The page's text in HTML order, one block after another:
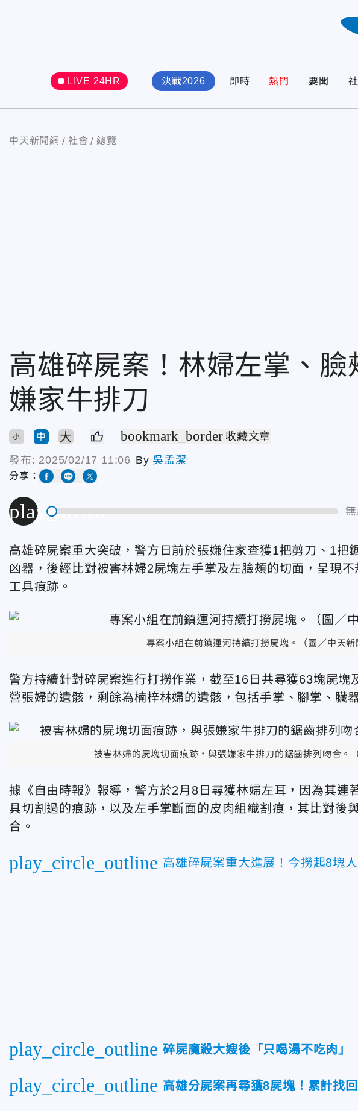
LIVE 24HR 決戰2026 即時 熱門 要聞
中天新聞網 社會 總覽
高雄碎屍案！林婦左掌、
嫌家牛排刀
小 中 大 bookmark_border 收藏文章
發布: 2025/02/17 11:06 By 吳孟潔
分享：
play_arrow
高雄碎屍案重大突破，警方日前於張嫌住家查獲1把剪刀、1把
凶器，後經比對被害林婦2屍塊左手掌及左臉頰的切面，呈現
工具痕跡。
專案小組在前鎮運河持續打撈屍塊。（圖／中天新
警方持續針對碎屍案進行打撈作業，截至16日共尋獲63塊屍塊
營張婦的遺骸，剩餘為楠梓林婦的遺骸，包括手掌、腳掌、臟
被害林婦的屍塊切面痕跡，與張嫌家牛排刀的鋸齒排列 吻合。
據《自由時報》報導，警方於2月8日尋獲林婦左耳，因為其連
具切割過的痕跡，以及左手掌斷面的皮肉組織割痕，其比對後
合。
play_circle_outline 高雄碎屍案重大進展！今撈起8塊
play_circle_outline 碎屍魔殺大嫂後「只喝湯不吃肉
play_circle_outline 高雄分屍案再尋獲8屍塊！累計找